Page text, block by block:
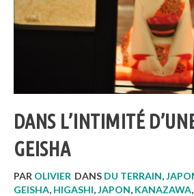
DANS L’INTIMITÉ
GEISHA
PAR OLIVIER DANS DU TERRAIN,
GEISHA, HIGASHI,JAPON, KANAZAWA,